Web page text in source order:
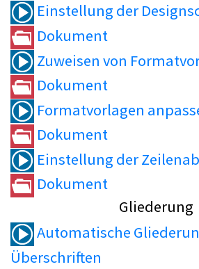
Einstellung der
Dokument
Zuweisen von
Dokument
Formatvorlagen
Dokument
Einstellung der
Dokument
Gliederung
Automatische
Überschriften